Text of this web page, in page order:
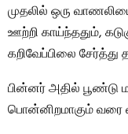
முதலில் ஒரு
ஊற்றி காய்ந்ததும்,
கறிவேப்பிலை
பின்னர் அதில் பூண்டு
பொன்னிறமாகும் வரை